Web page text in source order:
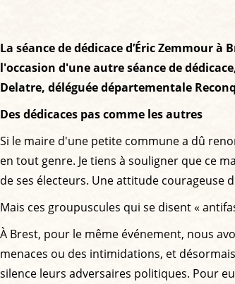
La séance de dédicace d’Éric Zemmour à
l'occasion d'une autre séance de
Delatre, déléguée départementale
Des dédicaces pas comme les autres
Si le maire d'une petite commune a dû
en tout genre. Je tiens à souligner que ce
de ses électeurs. Une attitude courageuse
Mais ces groupuscules qui se disent «
À Brest, pour le même événement, nous
menaces ou des intimidations, et
silence leurs adversaires politiques. Pour